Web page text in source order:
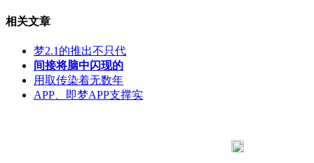
相关文章
梦2.1的推出不只代
间接将脑中闪现的
用取传染着无数年
APP、即梦APP支撑实